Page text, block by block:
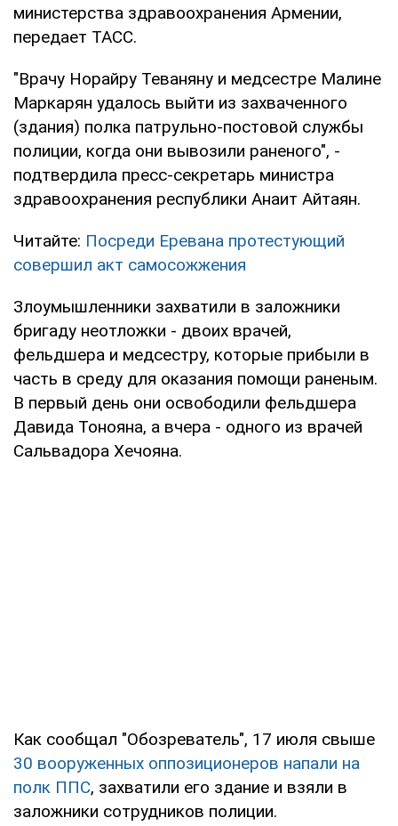
министерства здравоохранения Армении,
передает ТАСС.
"Врачу Норайру Теваняну и медсестре Малине
Маркарян удалось выйти из захваченного
(здания) полка патрульно-постовой службы
полиции, когда они вывозили раненого", -
подтвердила пресс-секретарь министра
здравоохранения республики Анаит Айтаян.
Читайте: Посреди Еревана протестующий
совершил акт самосожжения
Злоумышленники захватили в заложники
бригаду неотложки - двоих врачей,
фельдшера и медсестру, которые прибыли в
часть в среду для оказания помощи раненым.
В первый день они освободили фельдшера
Давида Тонояна, а вчера - одного из врачей
Сальвадора Хечояна.
Как сообщал "Обозреватель", 17 июля свыше
30 вооруженных оппозиционеров напали на
полк ППС, захватили его здание и взяли в
заложники сотрудников полиции.